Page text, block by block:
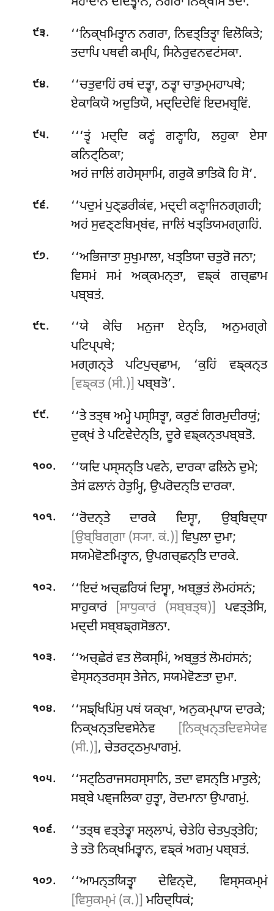
੯੩. ‘‘ਨਿਕ੍ਖਮਿਤ੍ਵਾਨਨਗਰਾ, ਨਿਵਤ੍ਤਿਤ੍ਵਾ ਵਿਲੋਕਿਤੇ;
ਤਦਾਪਿ ਪਥਵੀ ਕਮ੍ਪਿ, ਸਿਨੇਰੁਵਨਵਟਂਸਕਾ.
੯੪.
‘‘ਚਤੁਵਾਹਿਂ ਰਥਂ ਦਤ੍ਵਾ, ਠਤ੍ਵਾ ਚਾਤੁਮ੍ਮਹਾਪਥੇ;
ਏਕਾਕਿਯੋ ਅਦੁਤਿਯੋ, ਮਦ੍ਦਿਦੇਵਿਂ ਇਦਮਬ੍ਰਵਿਂ.
੯੫.
‘‘‘ਤ੍ਵਂ ਮਦ੍ਦਿ ਕਣ੍ਹਂ ਗਣ੍ਹਾਹਿ, ਲਹੁਕਾ ਏਸਾ
ਕਨਿਟ੍ਠਿਕਾ;
ਅਹਂ ਜਾਲਿਂ ਗਹੇਸ੍ਸਾਮਿ, ਗਰੁਕੋ ਭਾਤਿਕੋ ਹਿ ਸੋ’.
੯੬. ‘‘ਪਦੁਮਂਪੁਣ੍ਡਰੀਕਂਵ, ਮਦ੍ਦੀ ਕਣ੍ਹਾਜਿਨਗ੍ਗਹੀ;
ਅਹਂ ਸੁਵਣ੍ਣਬਿਮ੍ਬਂਵ, ਜਾਲਿਂ ਖਤ੍ਤਿਯਮਗ੍ਗਹਿਂ.
੯੭.
‘‘ਅਭਿਜਾਤਾ ਸੁਖੁਮਾਲਾ, ਖਤ੍ਤਿਯਾ ਚਤੁਰੋ ਜਨਾ;
ਵਿਸਮਂ ਸਮਂ ਅਕ੍ਕਮਨ੍ਤਾ, ਵਙ੍ਕਂ ਗਚ੍ਛਾਮ
ਪਬ੍ਬਤਂ.
੯੮.
‘‘ਯੇ ਕੇਚਿ ਮਨੁਜਾ ਏਨ੍ਤਿ, ਅਨੁਮਗ੍ਗੇ
ਪਟਿਪ੍ਪਥੇ;
ਮਗ੍ਗਨ੍ਤੇ ਪਟਿਪੁਚ੍ਛਾਮ, ‘ਕੁਹਿਂ ਵਙ੍ਕਨ੍ਤ
[ਵਙ੍ਕਤ (ਸੀ.)] ਪਬ੍ਬਤੋ’.
੯੯.
‘‘ਤੇ ਤਤ੍ਥ ਅਮ੍ਹੇ ਪਸ੍ਸਿਤ੍ਵਾ, ਕਰੁਣਂ ਗਿਰਮੁਦੀਰਯੁਂ;
ਦੁਕ੍ਖਂ ਤੇ ਪਟਿਵੇਦੇਨ੍ਤਿ, ਦੂਰੇ ਵਙ੍ਕਨ੍ਤਪਬ੍ਬਤੋ.
੧੦੦.
‘‘ਯਦਿ ਪਸ੍ਸਨ੍ਤਿ ਪਵਨੇ, ਦਾਰਕਾ ਫਲਿਨੇ ਦੁਮੇ;
ਤੇਸਂ ਫਲਾਨਂ ਹੇਤੁਮ੍ਹਿ, ਉਪਰੋਦਨ੍ਤਿ ਦਾਰਕਾ.
੧੦੧.
‘‘ਰੋਦਨ੍ਤੇ ਦਾਰਕੇ ਦਿਸ੍ਵਾ, ਉਬ੍ਬਿਦ੍ਧਾ
[ਉਬ੍ਬਿਗ੍ਗਾ (ਸ੍ਯਾ. ਕਂ.)] ਵਿਪੁਲਾ ਦੁਮਾ;
ਸਯਮੇਵੋਣਮਿਤ੍ਵਾਨ, ਉਪਗਚ੍ਛਨ੍ਤਿ ਦਾਰਕੇ.
੧੦੨. ‘‘ਇਦਂਅਚ੍ਛਰਿਯਂ ਦਿਸ੍ਵਾ, ਅਬ੍ਭੁਤਂ ਲੋਮਹਂਸਨਂ;
ਸਾਹੁਕਾਰਂ
[ਸਾਧੁਕਾਰਂ (ਸਬ੍ਬਤ੍ਥ)]
ਪਵਤ੍ਤੇਸਿ,
ਮਦ੍ਦੀ ਸਬ੍ਬਙ੍ਗਸੋਭਨਾ.
੧੦੩.
‘‘ਅਚ੍ਛੇਰਂ ਵਤ ਲੋਕਸ੍ਮਿਂ, ਅਬ੍ਭੁਤਂ ਲੋਮਹਂਸਨਂ;
ਵੇਸ੍ਸਨ੍ਤਰਸ੍ਸ ਤੇਜੇਨ, ਸਯਮੇਵੋਣਤਾ ਦੁਮਾ.
੧੦੪.
‘‘ਸਙ੍ਖਿਪਿਂਸੁ ਪਥਂ ਯਕ੍ਖਾ, ਅਨੁਕਮ੍ਪਾਯ ਦਾਰਕੇ;
ਨਿਕ੍ਖਨ੍ਤਦਿਵਸੇਨੇਵ
[ਨਿਕ੍ਖਨ੍ਤਦਿਵਸੇਯੇਵ
(ਸੀ.)], ਚੇਤਰਟ੍ਠਮੁਪਾਗਮੁਂ.
੧੦੫.
‘‘ਸਟ੍ਠਿਰਾਜਸਹਸ੍ਸਾਨਿ, ਤਦਾ ਵਸਨ੍ਤਿ ਮਾਤੁਲੇ;
ਸਬ੍ਬੇ ਪਞ੍ਜਲਿਕਾ ਹੁਤ੍ਵਾ, ਰੋਦਮਾਨਾ ਉਪਾਗਮੁਂ.
੧੦੬.
‘‘ਤਤ੍ਥ ਵਤ੍ਤੇਤ੍ਵਾ ਸਲ੍ਲਾਪਂ, ਚੇਤੇਹਿ ਚੇਤਪੁਤ੍ਤੇਹਿ;
ਤੇ ਤਤੋ ਨਿਕ੍ਖਮਿਤ੍ਵਾਨ, ਵਙ੍ਕਂ ਅਗਮੁ ਪਬ੍ਬਤਂ.
੧੦੭. ‘‘ਆਮਨ੍ਤਯਿਤ੍ਵਾਦੇਵਿਨ੍ਦੋ, ਵਿਸ੍ਸਕਮ੍ਮਂ
[ਵਿਸੁਕਮ੍ਮਂ (ਕ.)] ਮਹਿਦ੍ਧਿਕਂ;